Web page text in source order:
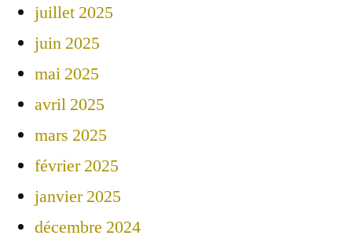
juillet 2025
juin 2025
mai 2025
avril 2025
mars 2025
février 2025
janvier 2025
décembre 2024